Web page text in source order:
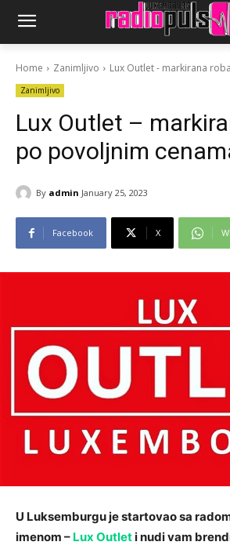
Home Zanimljivo Lux Outlet - markirana
Zanimljivo
Lux Outlet –
po povoljnim
By admin January 25, 2023
Facebook X
U Luksemburgu je startovao sa
imenom – Lux Outleti nudi vam